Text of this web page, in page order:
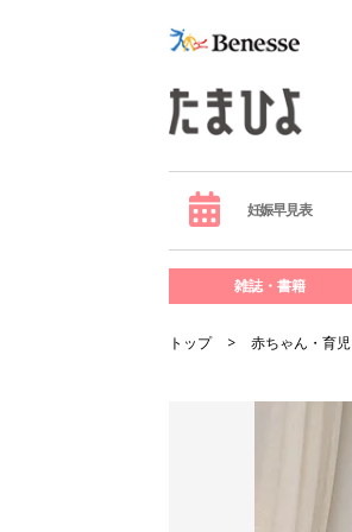
妊娠早見表
雑誌・書籍
トップ 赤ちゃん・育児